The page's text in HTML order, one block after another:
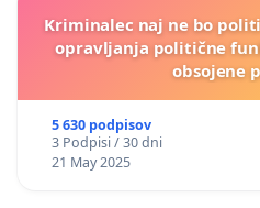
Kriminalec naj ne bo
opravljanja politične
obsojene
5 630 podpisov
3 Podpisi / 30 dni
21 May 2025